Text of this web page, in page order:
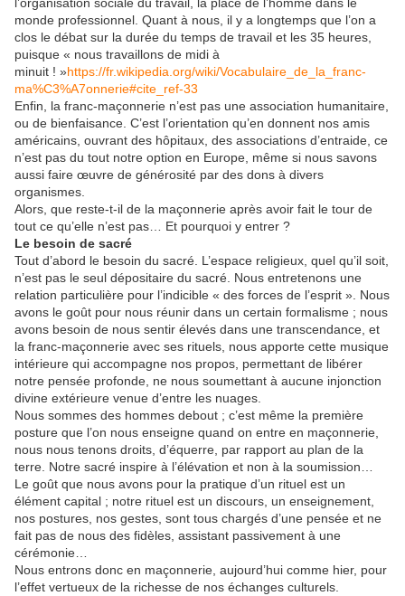
l’organisation sociale du travail, la place de l’homme dans le
monde professionnel. Quant à nous, il y a longtemps que l’on a
clos le débat sur la durée du temps de travail et les 35 heures,
puisque « nous travaillons de midi à
minuit ! »https://fr.wikipedia.org/wiki/Vocabulaire_de_la_franc-
ma%C3%A7onnerie#cite_ref-33
Enfin, la franc-maçonnerie n’est pas une association humanitaire,
ou de bienfaisance. C’est l’orientation qu’en donnent nos amis
américains, ouvrant des hôpitaux, des associations d’entraide, ce
n’est pas du tout notre option en Europe, même si nous savons
aussi faire œuvre de générosité par des dons à divers
organismes.
Alors, que reste-t-il de la maçonnerie après avoir fait le tour de
tout ce qu’elle n’est pas… Et pourquoi y entrer ?
Le besoin de sacré
Tout d’abord le besoin du sacré. L’espace religieux, quel qu’il soit,
n’est pas le seul dépositaire du sacré. Nous entretenons une
relation particulière pour l’indicible « des forces de l’esprit ». Nous
avons le goût pour nous réunir dans un certain formalisme ; nous
avons besoin de nous sentir élevés dans une transcendance, et
la franc-maçonnerie avec ses rituels, nous apporte cette musique
intérieure qui accompagne nos propos, permettant de libérer
notre pensée profonde, ne nous soumettant à aucune injonction
divine extérieure venue d’entre les nuages.
Nous sommes des hommes debout ; c’est même la première
posture que l’on nous enseigne quand on entre en maçonnerie,
nous nous tenons droits, d’équerre, par rapport au plan de la
terre. Notre sacré inspire à l’élévation et non à la soumission…
Le goût que nous avons pour la pratique d’un rituel est un
élément capital ; notre rituel est un discours, un enseignement,
nos postures, nos gestes, sont tous chargés d’une pensée et ne
fait pas de nous des fidèles, assistant passivement à une
cérémonie…
Nous entrons donc en maçonnerie, aujourd’hui comme hier, pour
l’effet vertueux de la richesse de nos échanges culturels.